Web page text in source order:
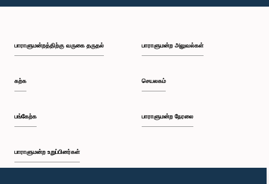
பாராளுமன்றத்திற்கு வருகை தருதல்
கற்க
பங்கேற்க
பாராளுமன்ற உறுப்பினர்கள்
பாராளுமன்ற அலுவல்கள்
செயலகம்
பாராளுமன்ற நேரலை